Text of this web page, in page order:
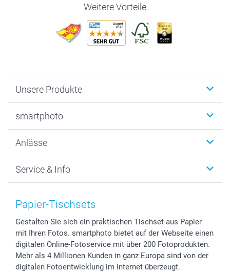
Weitere Vorteile
Unsere Produkte
Fotogeschenke
MyNameBook
Fotoabzüge, Fotos als Buch & Poster
Zubehör & Material
Foto-Kalender & Agenden
Sticker & Etiketten
Geschenk-Gutscheine (PDF)
smartphoto
Warum smartphoto
Datenschutz
AGB
Impressum
Presse
Partnerprogramme
Investor Relations
B2B smartbusiness
Anlässe
Neujahr
Muttertag
Vatertag
Kommunion & Konfirmation
Hochzeit
Geburtstag
Geburt
Service & Info
Preise und Versandkosten
Lieferfristen
48h Lieferung
Zahlungsmöglichkeiten
Anmelden /Registrieren
Sitemap
Papier-Tischsets
Gestalten Sie sich ein praktischen Tischset aus Papier
mit Ihren Fotos. smartphoto bietet auf der Webseite einen
digitalen Online-Fotoservice mit über 200 Fotoprodukten.
Mehr als 4 Millionen Kunden in ganz Europa sind von der
digitalen Fotoentwicklung im Internet überzeugt.